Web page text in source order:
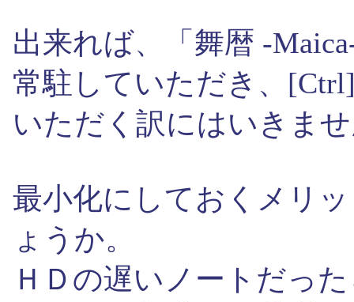
出来れば、「舞暦 -
常駐していただき、
いただく訳にはいきま
最小化にしておくメリ
ょうか。
ＨＤの遅いノートだっ